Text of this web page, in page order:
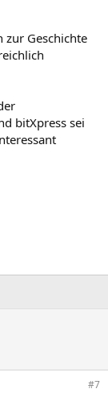
zur Geschichte
bitXpress sei
#7